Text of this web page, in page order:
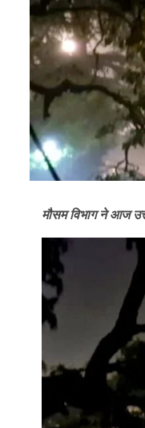
मौसम विभाग ने आज